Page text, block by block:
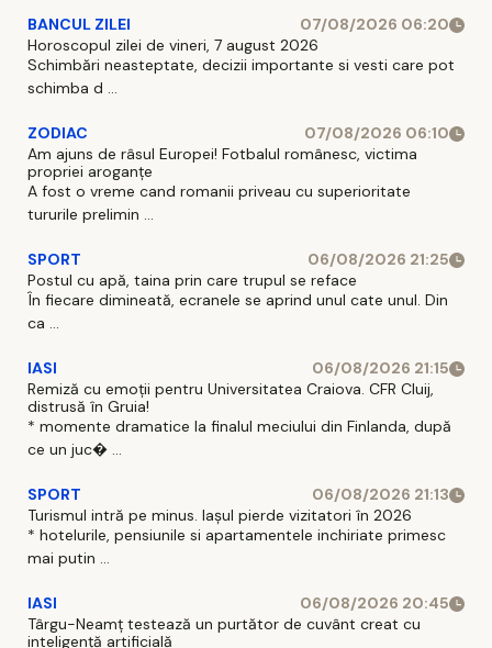
BANCUL ZILEI
07/08/2026 06:20
Horoscopul zilei de vineri, 7 august 2026
Schimbări neasteptate, decizii importante si vesti care pot
schimba d ...
ZODIAC
07/08/2026 06:10
Am ajuns de râsul Europei! Fotbalul românesc, victima
propriei aroganțe
A fost o vreme cand romanii priveau cu superioritate
tururile prelimin ...
SPORT
06/08/2026 21:25
Postul cu apă, taina prin care trupul se reface
În fiecare dimineată, ecranele se aprind unul cate unul. Din
ca ...
IASI
06/08/2026 21:15
Remiză cu emoții pentru Universitatea Craiova. CFR Cluij,
distrusă în Gruia!
* momente dramatice la finalul meciului din Finlanda, după
ce un juc� ...
SPORT
06/08/2026 21:13
Turismul intră pe minus. Iașul pierde vizitatori în 2026
* hotelurile, pensiunile si apartamentele inchiriate primesc
mai putin ...
IASI
06/08/2026 20:45
Târgu-Neamț testează un purtător de cuvânt creat cu
inteligență artificială